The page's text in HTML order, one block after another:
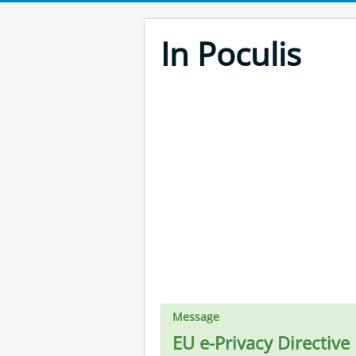
In Poculis
Message
EU e-Privacy Directive